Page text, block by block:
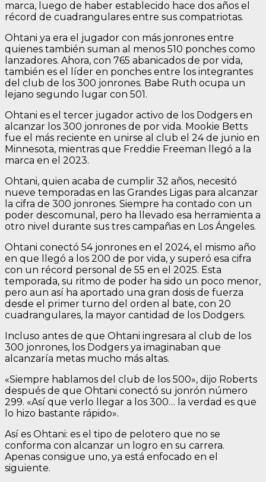
marca, luego de haber establecido hace dos años el
récord de cuadrangulares entre sus compatriotas.
Ohtani ya era el jugador con más jonrones entre
quienes también suman al menos 510 ponches como
lanzadores. Ahora, con 765 abanicados de por vida,
también es el líder en ponches entre los integrantes
del club de los 300 jonrones. Babe Ruth ocupa un
lejano segundo lugar con 501.
Ohtani es el tercer jugador activo de los Dodgers en
alcanzar los 300 jonrones de por vida. Mookie Betts
fue el más reciente en unirse al club el 24 de junio en
Minnesota, mientras que Freddie Freeman llegó a la
marca en el 2023.
Ohtani, quien acaba de cumplir 32 años, necesitó
nueve temporadas en las Grandes Ligas para alcanzar
la cifra de 300 jonrones. Siempre ha contado con un
poder descomunal, pero ha llevado esa herramienta a
otro nivel durante sus tres campañas en Los Ángeles.
Ohtani conectó 54 jonrones en el 2024, el mismo año
en que llegó a los 200 de por vida, y superó esa cifra
con un récord personal de 55 en el 2025. Esta
temporada, su ritmo de poder ha sido un poco menor,
pero aun así ha aportado una gran dosis de fuerza
desde el primer turno del orden al bate, con 20
cuadrangulares, la mayor cantidad de los Dodgers.
Incluso antes de que Ohtani ingresara al club de los
300 jonrones, los Dodgers ya imaginaban que
alcanzaría metas mucho más altas.
«Siempre hablamos del club de los 500», dijo Roberts
después de que Ohtani conectó su jonrón número
299. «Así que verlo llegar a los 300… la verdad es que
lo hizo bastante rápido».
Así es Ohtani: es el tipo de pelotero que no se
conforma con alcanzar un logro en su carrera.
Apenas consigue uno, ya está enfocado en el
siguiente.